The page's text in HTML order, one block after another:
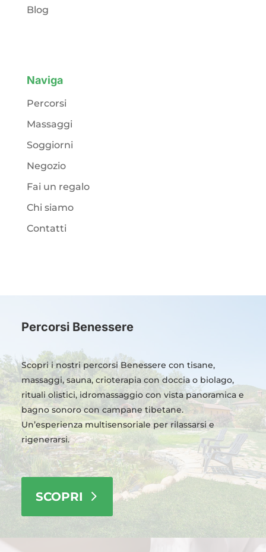
Blog
Naviga
Percorsi
Massaggi
Soggiorni
Negozio
Fai un regalo
Chi siamo
Contatti
Percorsi Benessere
Scopri i nostri percorsi Benessere con tisane,
massaggi, sauna, crioterapia con doccia o biolago,
rituali olistici, idromassaggio con vista panoramica e
bagno sonoro con campane tibetane.
Un’esperienza multisensoriale per rilassarsi e
rigenerarsi.
SCOPRI